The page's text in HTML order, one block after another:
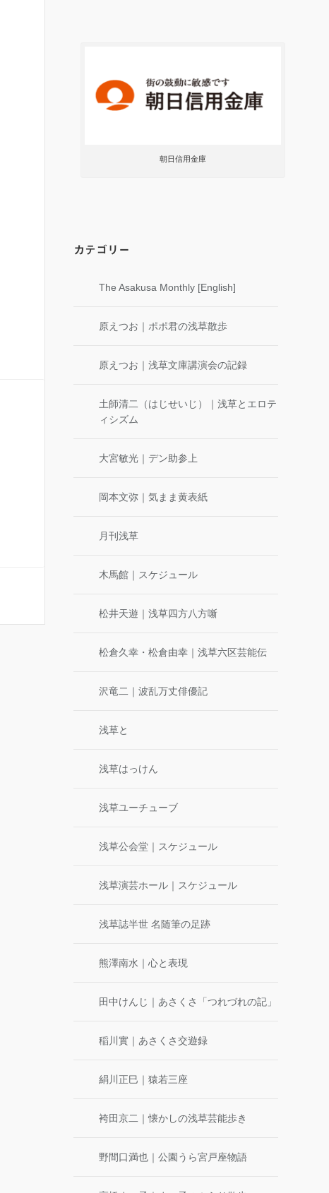
朝日信用金庫
カテゴリー
The Asakusa Monthly [English]
原えつお｜ポポ君の浅草散歩
原えつお｜浅草文庫講演会の記録
土師清二（はじせいじ）｜浅草とエロテ
ィシズム
大宮敏光｜デン助参上
岡本文弥｜気まま黄表紙
月刊浅草
木馬館｜スケジュール
松井天遊｜浅草四方八方噺
松倉久幸・松倉由幸｜浅草六区芸能伝
沢竜二｜波乱万丈俳優記
浅草と
浅草はっけん
浅草ユーチューブ
浅草公会堂｜スケジュール
浅草演芸ホール｜スケジュール
浅草誌半世 名随筆の足跡
熊澤南水｜心と表現
田中けんじ｜あさくさ「つれづれの記」
稲川實｜あさくさ交遊録
絹川正巳｜猿若三座
袴田京二｜懐かしの浅草芸能歩き
野間口満也｜公園うら宮戸座物語